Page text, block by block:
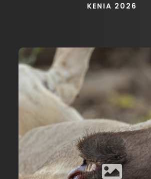
KENIA 2026